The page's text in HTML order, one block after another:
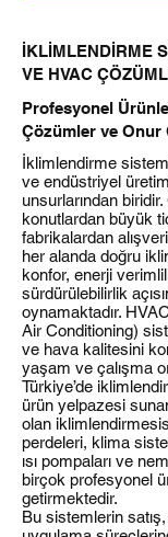
İKLİMLENDİRME
VE HVAC
Profesyonel
Çözümler ve Onur
İklimlendirme
ve endüstriyel
unsurlarından
konutlardan büyük
fabrikalardan
her alanda doğru
konfor, enerji
sürdürülebilirlik
oynamaktadır.
Air Conditioning)
ve hava kalitesini
yaşam ve çalışma
Türkiye’de
ürün yelpazesi
olan
perdeleri, klima
ısı pompaları ve
birçok profesyonel
getirmektedir.
Bu sistemlerin